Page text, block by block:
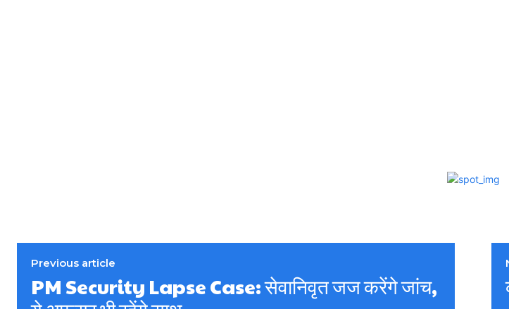
Previous article
PM Security Lapse Case: सेवानिवृत जज करेंगे जांच,